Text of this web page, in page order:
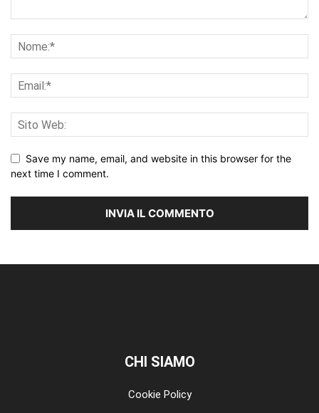
Save my name, email, and website in this browser for the
next time I comment.
CHI SIAMO
Cookie Policy